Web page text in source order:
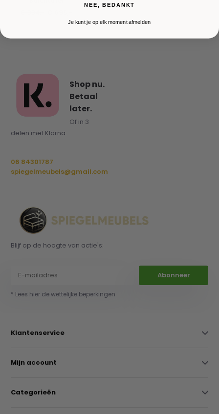
Shop nu.
Betaal
later.
Of in 3
delen met Klarna.
06 84301787
spiegelmeubels@gmail.com
Blijf op de hoogte van actie's:
Abonneer
* Lees hier de wettelijke beperkingen
Klantenservice
Mijn account
Categorieën
NEE, BEDANKT
Je kunt je op elk moment afmelden